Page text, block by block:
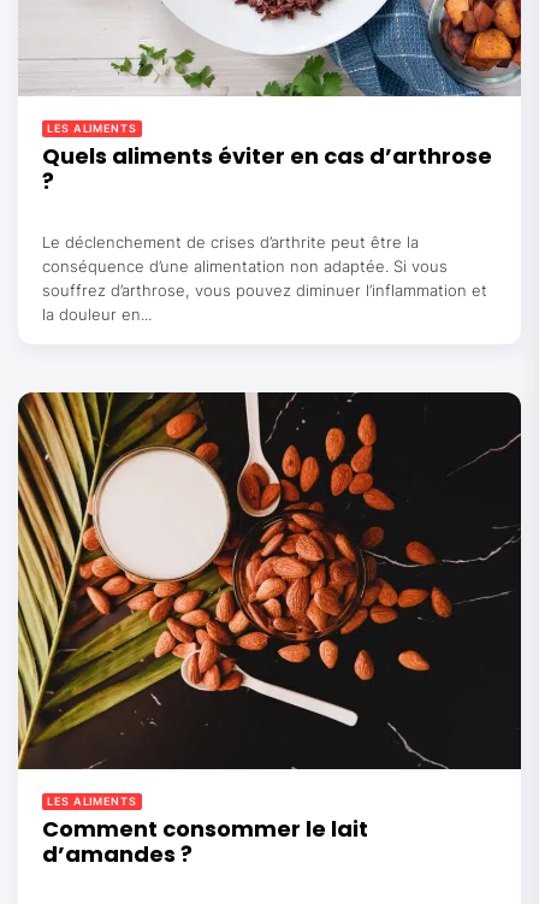
LES ALIMENTS
Quels aliments éviter en cas d’arthrose
?
Le déclenchement de crises d’arthrite peut être la
conséquence d’une alimentation non adaptée. Si vous
souffrez d’arthrose, vous pouvez diminuer l’inflammation et
la douleur en...
LES ALIMENTS
Comment consommer le lait
d’amandes ?